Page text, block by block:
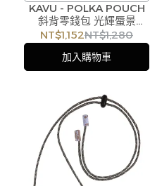
訂購注意事項 :
商品流動性快且多個平台共
用庫存，偶有下單後缺貨情
繫交期或更換商品，如無法
出貨，本公司將有權取消訂
單，造成不便尚請見諒。如
遇庫存不足無法下單，亦歡
迎洽詢客服。
KAVU - POLKA POUCH
斜背零錢包 光輝蜃景
#K94472275
NT$1,152NT$1,280
加入購物車